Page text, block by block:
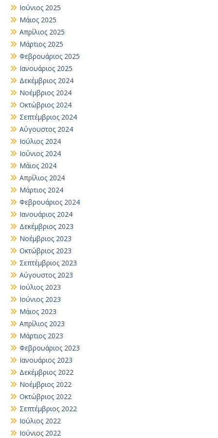
Ιούνιος 2025
Μάιος 2025
Απρίλιος 2025
Μάρτιος 2025
Φεβρουάριος 2025
Ιανουάριος 2025
Δεκέμβριος 2024
Νοέμβριος 2024
Οκτώβριος 2024
Σεπτέμβριος 2024
Αύγουστος 2024
Ιούλιος 2024
Ιούνιος 2024
Μάιος 2024
Απρίλιος 2024
Μάρτιος 2024
Φεβρουάριος 2024
Ιανουάριος 2024
Δεκέμβριος 2023
Νοέμβριος 2023
Οκτώβριος 2023
Σεπτέμβριος 2023
Αύγουστος 2023
Ιούλιος 2023
Ιούνιος 2023
Μάιος 2023
Απρίλιος 2023
Μάρτιος 2023
Φεβρουάριος 2023
Ιανουάριος 2023
Δεκέμβριος 2022
Νοέμβριος 2022
Οκτώβριος 2022
Σεπτέμβριος 2022
Ιούλιος 2022
Ιούνιος 2022